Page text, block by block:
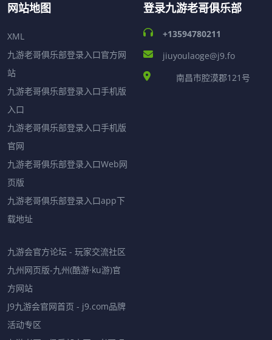
网站地图
XML
九游老哥俱乐部登录入口官方网
站
九游老哥俱乐部登录入口手机版
入口
九游老哥俱乐部登录入口手机版
官网
九游老哥俱乐部登录入口Web网
页版
九游老哥俱乐部登录入口app下
载地址
九游会官方论坛 - 玩家交流社区
九州网页版-九州(酷游·ku游)官
方网站
J9九游会官网首页 - j9.com品牌
活动专区
登录九游老哥俱乐部
+13594780211
jiuyoulaoge@j9.fo
南昌市腔漠郡121号